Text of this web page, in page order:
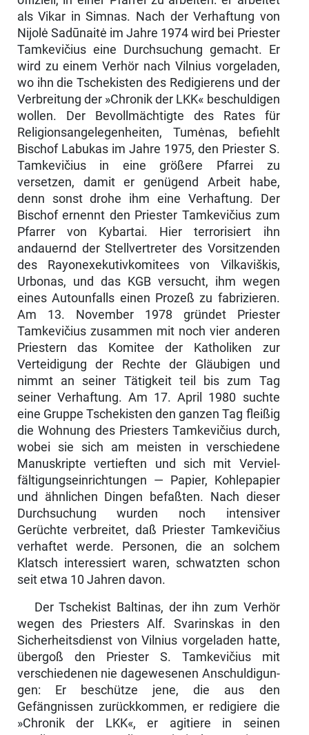
als Vikar in Simnas. Nach der Verhaftung von
Nijolė Sadūnaitė im Jahre 1974 wird bei Priester
Tamkevičius eine Durchsuchung gemacht. Er
wird zu einem Verhör nach Vilnius vorgeladen,
wo ihn die Tschekisten des Redigierens und der
Verbreitung der »Chronik der LKK« beschuldigen
wollen. Der Bevoll­mächtigte des Rates für
Religionsangelegenheiten, Tumėnas, befiehlt
Bischof Labukas im Jahre 1975, den Priester S.
Tamkevičius in eine größere Pfarrei zu
versetzen, damit er genügend Arbeit habe,
denn sonst drohe ihm eine Verhaftung. Der
Bischof ernennt den Priester Tamkevičius zum
Pfarrer von Kybartai. Hier terrorisiert ihn
andauernd der Stellvertreter des Vor­sitzenden
des Rayonexekutivkomitees von Vilkaviškis,
Urbonas, und das KGB versucht, ihm wegen
eines Autounfalls einen Prozeß zu fabrizieren.
Am 13. November 1978 gründet Priester
Tamkevičius zusammen mit noch vier anderen
Priestern das Komitee der Katholiken zur
Verteidigung der Rechte der Gläubigen und
nimmt an seiner Tätigkeit teil bis zum Tag
seiner Verhaftung. Am 17. April 1980 suchte
eine Gruppe Tschekisten den ganzen Tag fleißig
die Wohnung des Priesters Tamkevičius durch,
wobei sie sich am meisten in verschiedene
Manuskripte vertieften und sich mit Verviel­
fältigungseinrichtungen — Papier, Kohlepapier
und ähnlichen Dingen be­faßten. Nach dieser
Durchsuchung wurden noch intensiver
Gerüchte ver­breitet, daß Priester Tamkevičius
verhaftet werde. Personen, die an solchem
Klatsch interessiert waren, schwatzten schon
seit etwa 10 Jahren davon.
Der Tschekist Baltinas, der ihn zum Verhör
wegen des Priesters Alf. Sva­rinskas in den
Sicherheitsdienst von Vilnius vorgeladen hatte,
übergoß den Priester S. Tamkevičius mit
verschiedenen nie dagewesenen Anschuldigun­
gen: Er beschütze jene, die aus den
Gefängnissen zurückkommen, er redi­giere die
»Chronik der LKK«, er agitiere in seinen